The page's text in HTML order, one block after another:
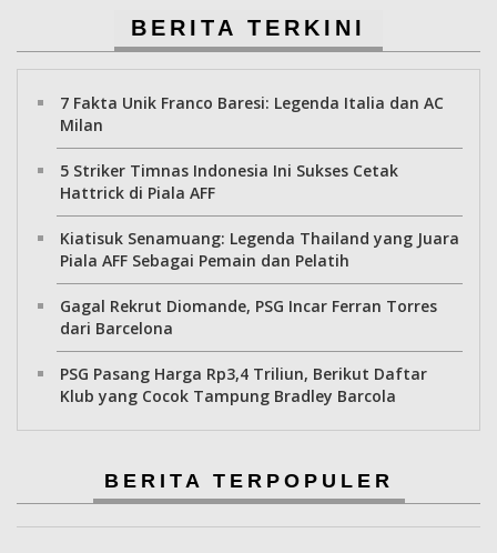
BERITA TERKINI
7 Fakta Unik Franco Baresi: Legenda Italia dan AC
Milan
5 Striker Timnas Indonesia Ini Sukses Cetak
Hattrick di Piala AFF
Kiatisuk Senamuang: Legenda Thailand yang Juara
Piala AFF Sebagai Pemain dan Pelatih
Gagal Rekrut Diomande, PSG Incar Ferran Torres
dari Barcelona
PSG Pasang Harga Rp3,4 Triliun, Berikut Daftar
Klub yang Cocok Tampung Bradley Barcola
BERITA TERPOPULER